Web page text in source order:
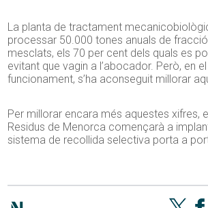
La planta de tractament
processar 50.000 tones anuals de
mesclats, els 70 per cent dels quals es
evitant que vagin a l’abocador. Però, en
funcionament, s’ha aconseguit millorar
Per millorar encara més aquestes xifres,
Residus de Menorca començarà a
sistema de recollida selectiva porta a